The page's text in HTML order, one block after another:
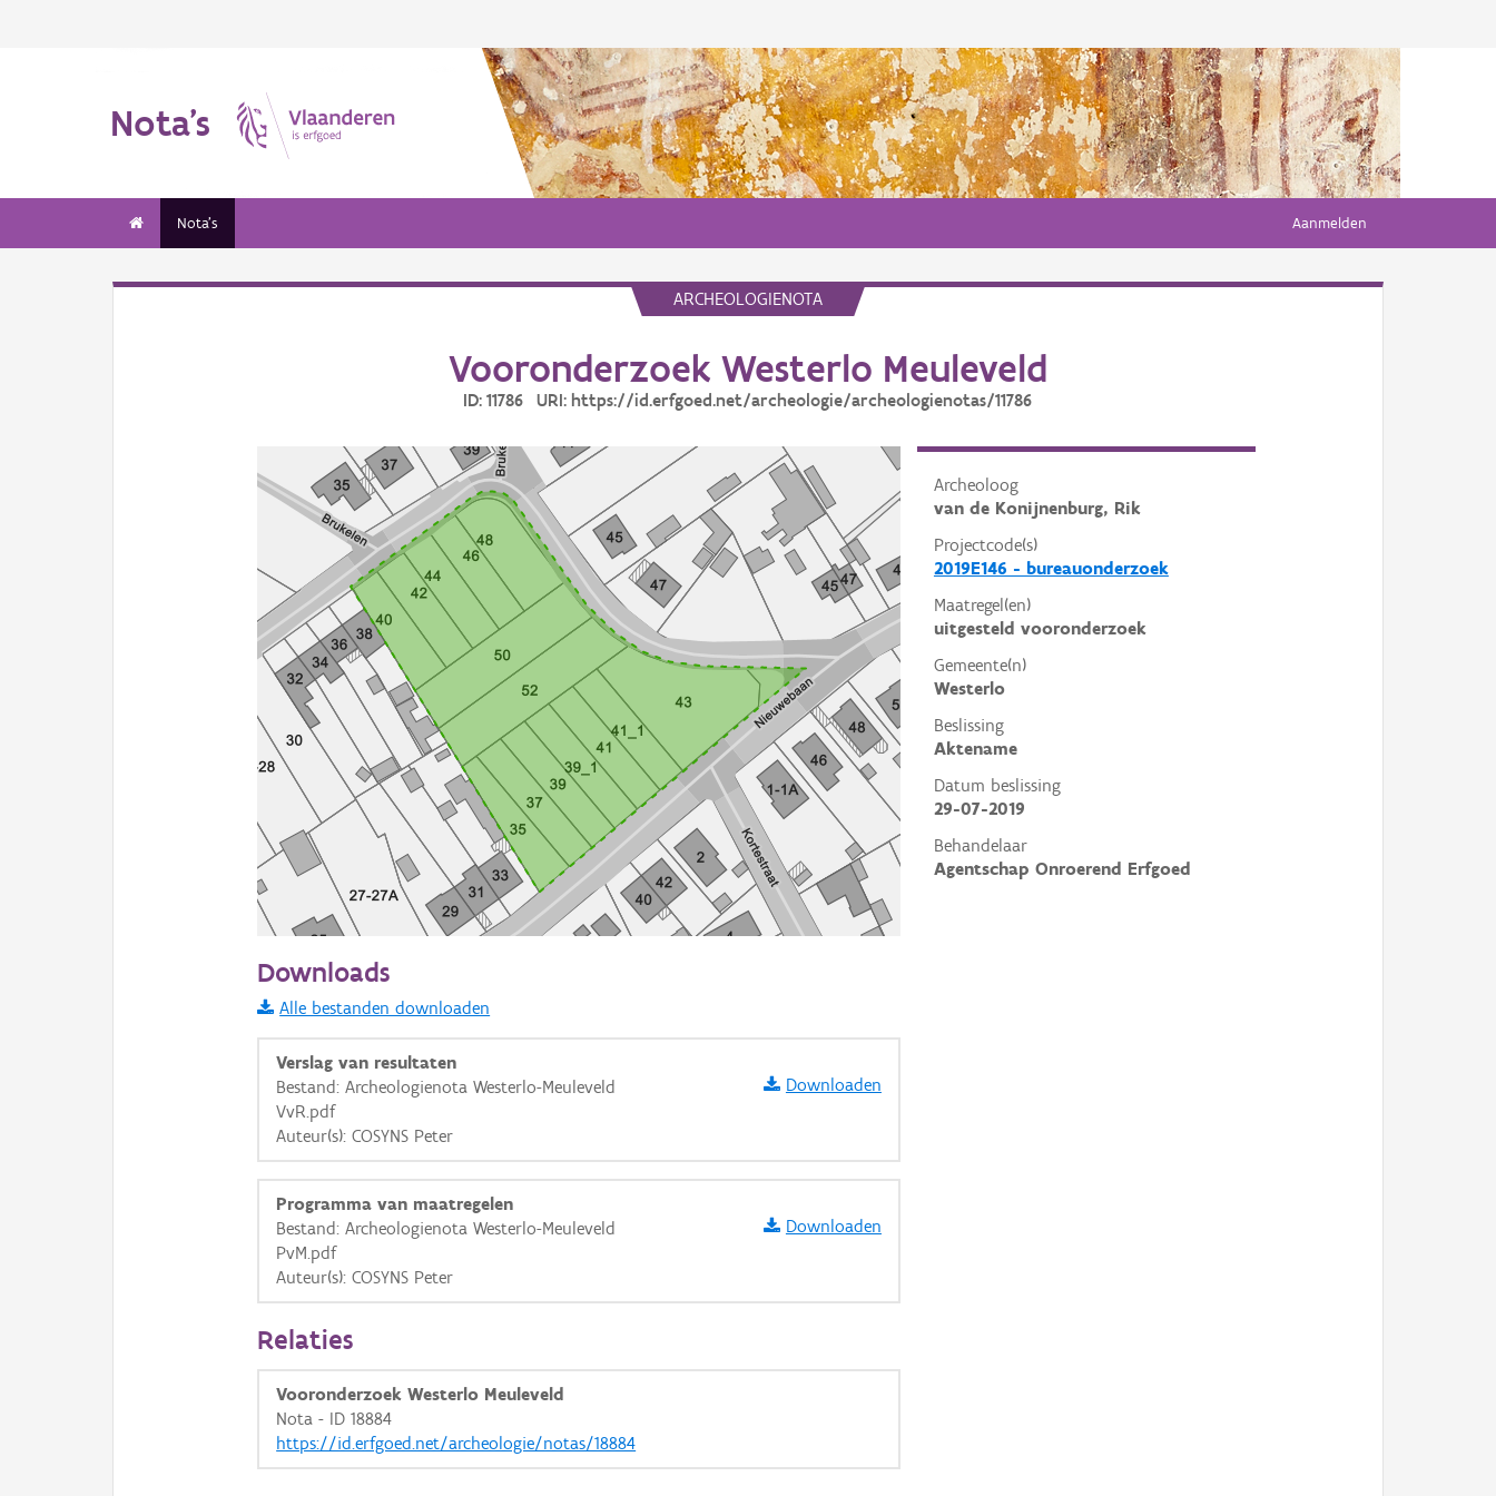
Nota's
Nota's Aanmelden
ARCHEOLOGIENOTA
Vooronderzoek Westerlo Meuleveld
ID: 11786 URI: https://id.erfgoed.net/archeologie/archeologienotas/11786
Archeoloog
van de Konijnenburg, Rik
Projectcode(s)
2019E146 - bureauonderzoek
Maatregel(en)
uitgesteld vooronderzoek
Gemeente(n)
Westerlo
Beslissing
Aktename
Datum beslissing
29-07-2019
Behandelaar
Agentschap Onroerend Erfgoed
Informatie Vlaanderen
i
+
Basis Lagen
OSM-Basiskaart
Ortho
GRB-Basiskaart
GRB-Basiskaart in grijswaarden
Downloads
Alle bestanden downloaden
Verslag van resultaten
Bestand: Archeologienota Westerlo-Meuleveld
VvR.pdf
Auteur(s): COSYNS Peter
Downloaden
Programma van maatregelen
Bestand: Archeologienota Westerlo-Meuleveld
PvM.pdf
Auteur(s): COSYNS Peter
Downloaden
Relaties
Vooronderzoek Westerlo Meuleveld
Nota - ID 18884
https://id.erfgoed.net/archeologie/notas/18884